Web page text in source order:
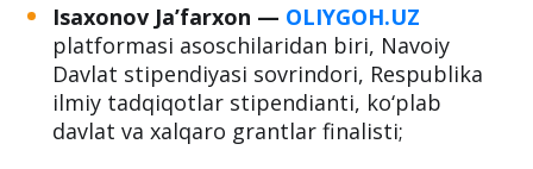
Isaxonov Ja’farxon — OLIYGOH.UZ
platformasi asoschilaridan biri, Navoiy
Davlat stipendiyasi sovrindori, Respublika
ilmiy tadqiqotlar stipendianti, ko‘plab
davlat va xalqaro grantlar finalisti;